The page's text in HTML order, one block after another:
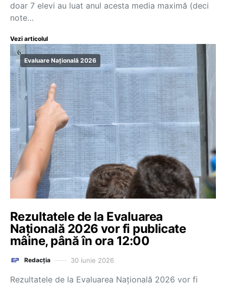
doar 7 elevi au luat anul acesta media maximă (deci
note…
Vezi articolul
Evaluare Națională 2026
Rezultatele de la Evaluarea
Națională 2026 vor fi publicate
mâine, până în ora 12:00
Redacția 30 iunie 2026
Rezultatele de la Evaluarea Națională 2026 vor fi